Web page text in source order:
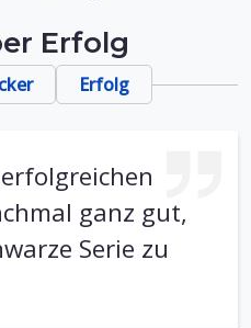
Erfolg
Erfolg
ganz gut,
Serie zu